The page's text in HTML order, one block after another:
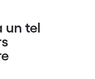
un tel